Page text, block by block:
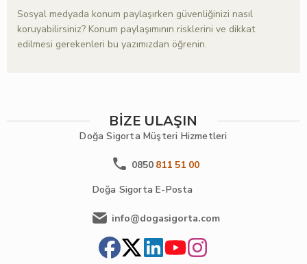
Sosyal medyada konum paylaşırken güvenliğinizi nasıl
koruyabilirsiniz? Konum paylaşımının risklerini ve dikkat
edilmesi gerekenleri bu yazımızdan öğrenin.
BİZE ULAŞIN
Doğa Sigorta Müşteri Hizmetleri
0850 811 51 00
Doğa SigortaE-Posta
info@dogasigorta.com